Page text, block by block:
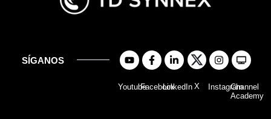
SÍGANOS
YoutubeFacebookLinkedIn X InstagramChannel
Academy